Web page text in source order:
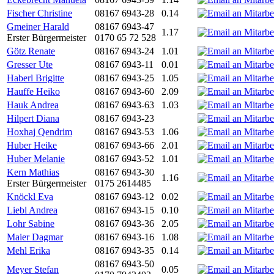
Fischer Christine
08167 6943-28
0.14
Gmeiner Harald
Erster Bürgermeister
08167 6943-47
0170 65 72 528
1.17
Götz Renate
08167 6943-24
1.01
Gresser Ute
08167 6943-11
0.01
Haberl Brigitte
08167 6943-25
1.05
Hauffe Heiko
08167 6943-60
2.09
Hauk Andrea
08167 6943-63
1.03
Hilpert Diana
08167 6943-23
Hoxhaj Qendrim
08167 6943-53
1.06
Huber Heike
08167 6943-66
2.01
Huber Melanie
08167 6943-52
1.01
Kern Mathias
Erster Bürgermeister
08167 6943-30
0175 2614485
1.16
Knöckl Eva
08167 6943-12
0.02
Liebl Andrea
08167 6943-15
0.10
Lohr Sabine
08167 6943-36
2.05
Maier Dagmar
08167 6943-16
1.08
Mehl Erika
08167 6943-35
0.14
Meyer Stefan
08167 6943-50
0.05